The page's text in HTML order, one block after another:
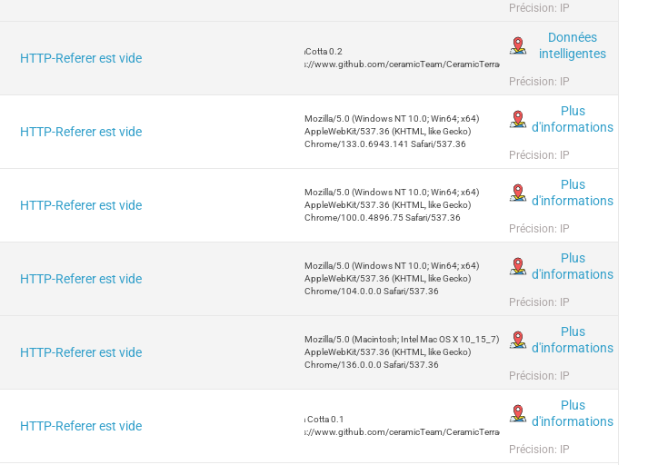
Précision: IP
HTTP-Referer est vide
TerraCotta 0.2
https://www.github.com/ceramicTeam/CeramicTerracotta
Données
intelligentes
Précision: IP
HTTP-Referer est vide
Mozilla/5.0 (Windows NT 10.0; Win64; x64)
AppleWebKit/537.36 (KHTML, like Gecko)
Chrome/133.0.6943.141 Safari/537.36
Plus
d'informations
Précision: IP
HTTP-Referer est vide
Mozilla/5.0 (Windows NT 10.0; Win64; x64)
AppleWebKit/537.36 (KHTML, like Gecko)
Chrome/100.0.4896.75 Safari/537.36
Plus
d'informations
Précision: IP
HTTP-Referer est vide
Mozilla/5.0 (Windows NT 10.0; Win64; x64)
AppleWebKit/537.36 (KHTML, like Gecko)
Chrome/104.0.0.0 Safari/537.36
Plus
d'informations
Précision: IP
HTTP-Referer est vide
Mozilla/5.0 (Macintosh; Intel Mac OS X 10_15_7)
AppleWebKit/537.36 (KHTML, like Gecko)
Chrome/136.0.0.0 Safari/537.36
Plus
d'informations
Précision: IP
HTTP-Referer est vide
Terra Cotta 0.1
https://www.github.com/ceramicTeam/CeramicTerracotta
Plus
d'informations
Précision: IP